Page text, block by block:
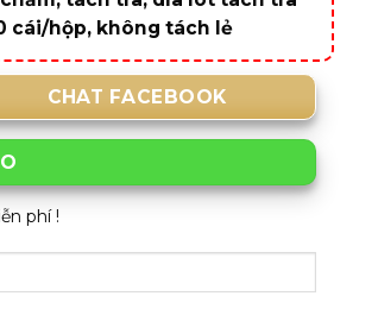
cái/hộp, không tách lẻ
CHAT FACEBOOK
phí !